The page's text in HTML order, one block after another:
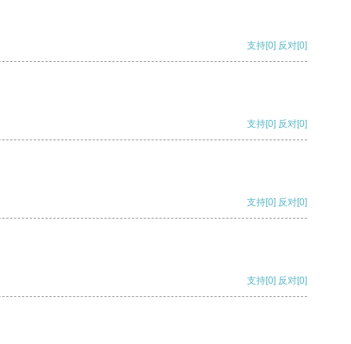
支持[0] 反对[0]
支持[0] 反对[0]
支持[0] 反对[0]
支持[0] 反对[0]